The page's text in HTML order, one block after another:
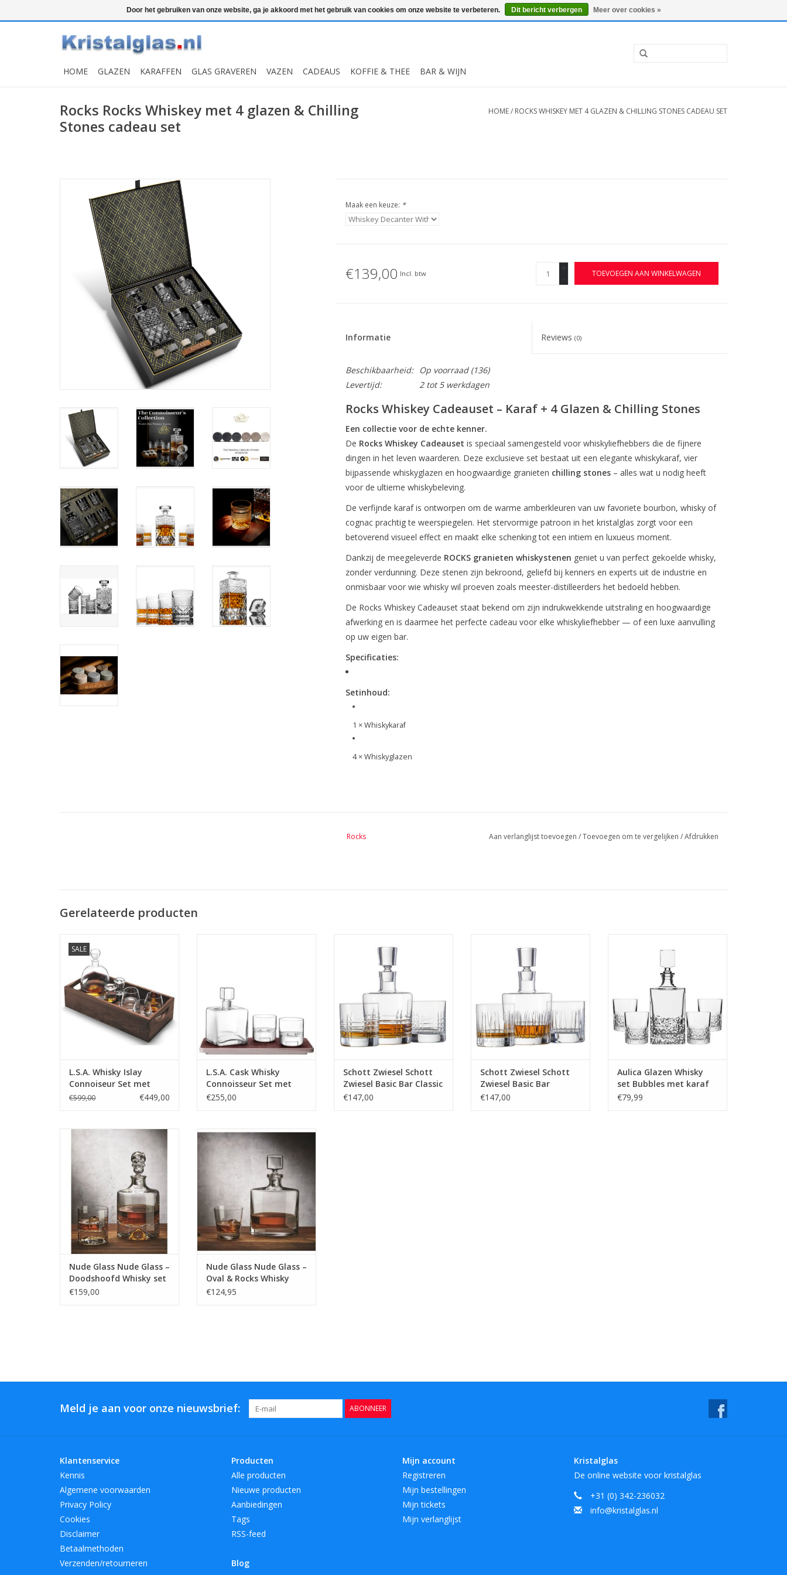
Snelle levering Graveren 0 Artikelen - €0,00 Mijn account / Registreren
HOME GLAZEN KARAFFEN GLAS GRAVEREN VAZEN CADEAUS KOFFIE & THEE BAR & WIJN
Rocks Rocks Whiskey met 4 glazen & Chilling
Stones cadeau set
HOME/ ROCKS WHISKEY MET 4 GLAZEN & CHILLING STONES CADEAU SET
Maak een keuze: *
€139,00 Incl. btw
+
-
TOEVOEGEN AAN WINKELWAGEN
Informatie Reviews(0)
Beschikbaarheid: Op voorraad(136)
Levertijd:
2 tot 5 werkdagen
Rocks Whiskey Cadeauset – Karaf + 4 Glazen & Chilling Stones
Een collectie voor de echte kenner.
De Rocks Whiskey Cadeauset is speciaal samengesteld voor whiskyliefhebbers die de fijnere
dingen in het leven waarderen. Deze exclusieve set bestaat uit een elegante whiskykaraf, vier
bijpassende whiskyglazen en hoogwaardige granieten chilling stones– alles wat u nodig heeft
voor de ultieme whiskybeleving.
De verfijnde karaf is ontworpen om de warme amberkleuren van uw favoriete bourbon, whisky of
cognac prachtig te weerspiegelen. Het stervormige patroon in het kristalglas zorgt voor een
betoverend visueel effect en maakt elke schenking tot een intiem en luxueus moment.
Dankzij de meegeleverde ROCKS granieten whiskystenen geniet u van perfect gekoelde whisky,
zonder verdunning. Deze stenen zijn bekroond, geliefd bij kenners en experts uit de industrie en
onmisbaar voor wie whisky wil proeven zoals meester-distilleerders het bedoeld hebben.
De Rocks Whiskey Cadeauset staat bekend om zijn indrukwekkende uitstraling en hoogwaardige
afwerking en is daarmee het perfecte cadeau voor elke whiskyliefhebber — of een luxe aanvulling
op uw eigen bar.
Specificaties:
Setinhoud:
1 × Whiskykaraf
4 × Whiskyglazen
Rocks Aan verlanglijst toevoegen /Toevoegen om te vergelijken /Afdrukken
Gerelateerde producten
SALEDienblad Set van 6 Stuks
MEER INFO
L.S.A. Whisky Islay
Connoiseur Set met
Dienblad Set van 6
€599,00 €449,00
voor whisky serveren en als
MEER INFO
L.S.A. Cask Whisky
Connoisseur Set met
Dienblad Set van 3
€255,00
de Basic Bar Classic collectie
van Schott Zwiesel en Charles
Schumann heeft een traditioneel
diamantvormig geslepen
uiterlijk en zijn stevig en zeer
stabiel. De glazen hebben een
optimaal drinkcomfort. De
legend
Schott Zwiesel Schott
Zwiesel Basic Bar Classic
Whisky set 1 karaf 0.75L
€147,00
whisky set 3 delig
MEER INFO
Schott Zwiesel Schott
Zwiesel Basic Bar
Motion Whisky set 1
€147,00
ml + 4 Glazen (280 ml)
MEER INFO
Aulica Glazen Whisky
set Bubbles met karaf
850 ml en 4 glazen van
€79,99
Nude Glass – Doodshoofd
Whisky set Shadow – Karaf 1,25
L + 2 Glazen
MEER INFO
Nude Glass Nude Glass –
Doodshoofd Whisky set
Shadow – Karaf 1,25 L +
€159,00
Nude Glass –Oval & Rocks
Whisky cadeau set – Karaf 1 L +
2 Glazen
MEER INFO
Nude Glass Nude Glass –
Oval & Rocks Whisky
cadeau set – Karaf 1 L +
€124,95
Meld je aan voor onze nieuwsbrief: ABONNEER
Klantenservice
Kennis
Algemene voorwaarden
Privacy Policy
Cookies
Disclaimer
Betaalmethoden
Verzenden/retourneren
Producten
Alle producten
Nieuwe producten
Aanbiedingen
Tags
RSS-feed
Blog
Mijn account
Registreren
Mijn bestellingen
Mijn tickets
Mijn verlanglijst
Kristalglas
De online website voor kristalglas
+31 (0) 342-236032
info@kristalglas.nl
Door het gebruiken van onze website, ga je akkoord met het gebruik van cookies om onze website te verbeteren. Dit bericht verbergen Meer over cookies »